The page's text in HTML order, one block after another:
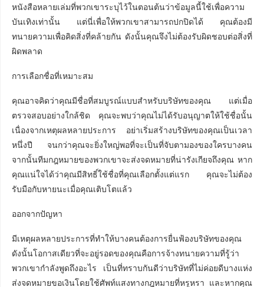
หนังสือหลายเล่มที่พวกเขาระบุไว้ในตอนต้นว่าข้อมูลนี้ใช้เพื่อความ
บันเทิงเท่านั้น แต่นี่เพื่อให้พวกเขาสามารถปกปิดได้ คุณต้องมี
ทนายความเพื่อคิดสิ่งที่คล้ายกัน ดังนั้นคุณจึงไม่ต้องรับผิดชอบต่อสิ่งที่
ผิดพลาด
การเลือกชื่อที่เหมาะสม
คุณอาจคิดว่าคุณมีชื่อที่สมบูรณ์แบบสำหรับบริษัทของคุณ แต่เมื่อ
ตรวจสอบอย่างใกล้ชิด คุณจะพบว่าคุณไม่ได้รับอนุญาตให้ใช้ชื่อนั้น
เนื่องจากเหตุผลหลายประการ อย่าเริ่มสร้างบริษัทของคุณเป็นเวลา
หนึ่งปี จนกว่าคุณจะยิ่งใหญ่พอที่จะเป็นที่จับตามองของใครบางคน
จากนั้นทีมกฎหมายของพวกเขาจะส่งจดหมายที่น่ารังเกียจถึงคุณ หาก
คุณแน่ใจได้ว่าคุณมีสิทธิ์ใช้ชื่อที่คุณเลือกตั้งแต่แรก คุณจะไม่ต้อง
รับมือกับหายนะเมื่อคุณเติบโตแล้ว
ออกจากปัญหา
มีเหตุผลหลายประการที่ทำให้บางคนต้องการยื่นฟ้องบริษัทของคุณ
ดังนั้นโอกาสเดียวที่จะอยู่รอดของคุณคือการจ้างทนายความที่รู้ว่า
พวกเขากำลังพูดถึงอะไร เป็นที่ทราบกันดีว่าบริษัทที่ไม่ค่อยดีบางแห่ง
ส่งจดหมายขอเงินโดยใช้ศัพท์แสงทางกฎหมายที่หรูหรา และหากคุณ